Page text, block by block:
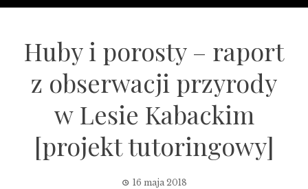
Huby i porosty – raport
z obserwacji przyrody
w Lesie Kabackim
[projekt tutoringowy]
16 maja 2018